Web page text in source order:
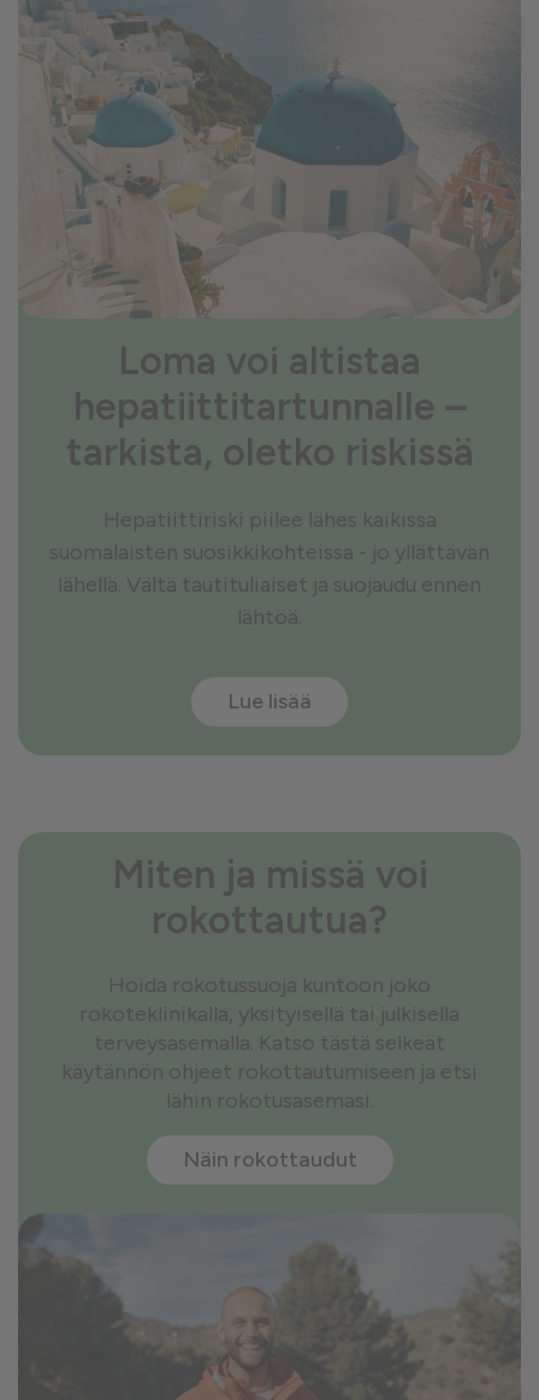
Loma voi altistaa
hepatiittitartunnalle –
tarkista, oletko riskissä
Hepatiittiriski piilee lähes kaikissa
suomalaisten suosikkikohteissa - jo yllättävän
lähellä. Vältä tautituliaiset ja suojaudu ennen
lähtöä.
Lue lisää
Miten ja missä voi
rokottautua?
Hoida rokotussuoja kuntoon joko
rokoteklinikalla, yksityisellä tai julkisella
terveysasemalla. Katso tästä selkeät
käytännön ohjeet rokottautumiseen ja etsi
lähin rokotusasemasi.
Näin rokottaudut